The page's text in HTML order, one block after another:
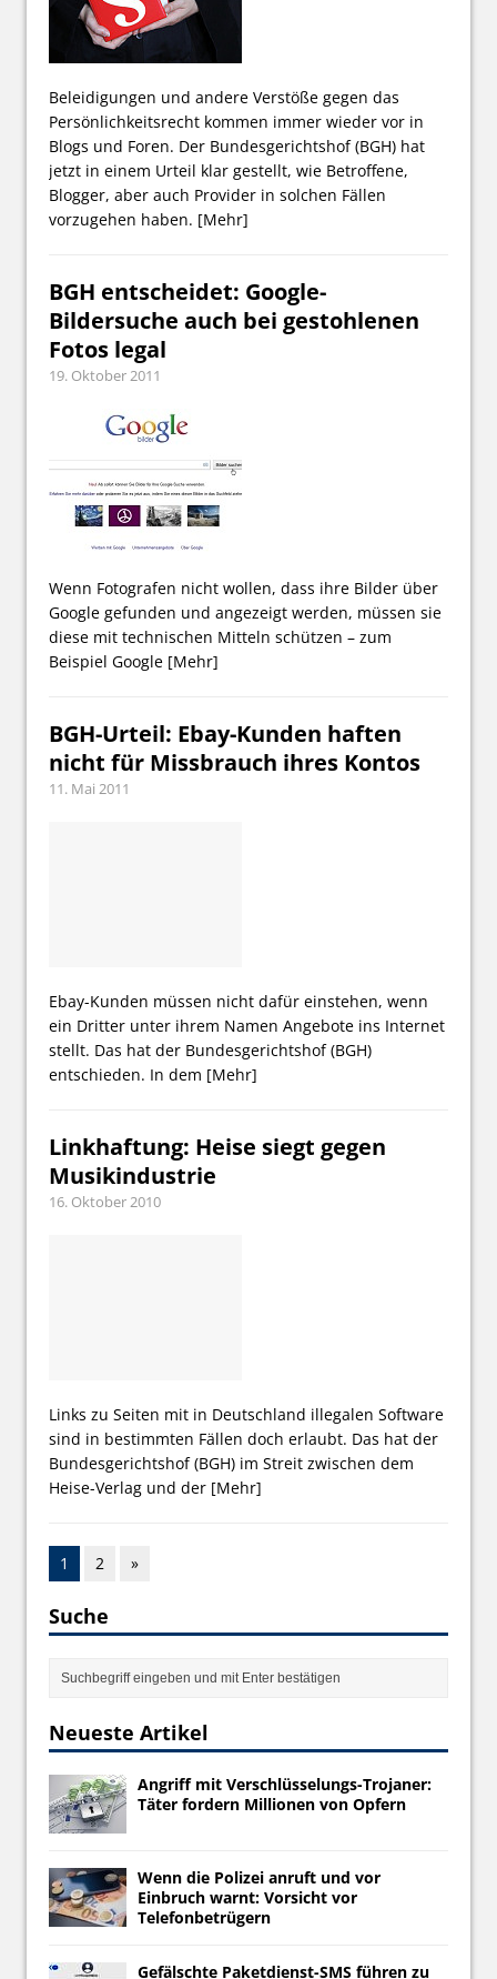
Beleidigungen und andere Verstöße gegen das
Persönlichkeitsrecht kommen immer wieder vor in
Blogs und Foren. Der Bundesgerichtshof (BGH) hat
jetzt in einem Urteil klar gestellt, wie Betroffene,
Blogger, aber auch Provider in solchen Fällen
vorzugehen haben. [Mehr]
BGH entscheidet: Google-
Bildersuche auch bei gestohlenen
Fotos legal
19. Oktober 2011
Wenn Fotografen nicht wollen, dass ihre Bilder über
Google gefunden und angezeigt werden, müssen sie
diese mit technischen Mitteln schützen – zum
Beispiel Google [Mehr]
BGH-Urteil: Ebay-Kunden haften
nicht für Missbrauch ihres Kontos
11. Mai 2011
Ebay-Kunden müssen nicht dafür einstehen, wenn
ein Dritter unter ihrem Namen Angebote ins Internet
stellt. Das hat der Bundesgerichtshof (BGH)
entschieden. In dem [Mehr]
Linkhaftung: Heise siegt gegen
Musikindustrie
16. Oktober 2010
Links zu Seiten mit in Deutschland illegalen Software
sind in bestimmten Fällen doch erlaubt. Das hat der
Bundesgerichtshof (BGH) im Streit zwischen dem
Heise-Verlag und der [Mehr]
1 2 »
Suche
Neueste Artikel
Angriff mit Verschlüsselungs-Trojaner:
Täter fordern Millionen von Opfern
Wenn die Polizei anruft und vor
Einbruch warnt: Vorsicht vor
Telefonbetrügern
Gefälschte Paketdienst-SMS führen zu